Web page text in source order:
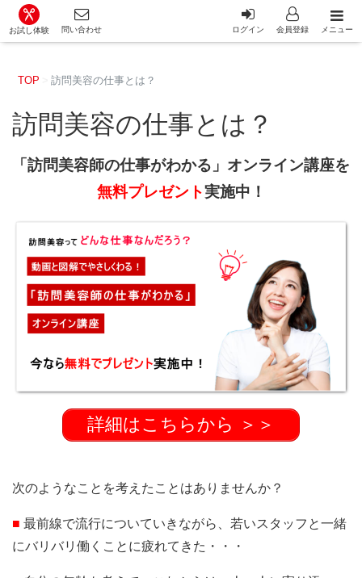
カット講習・カットスクール 日本カットアカデミー総合サ
お試し体験 問い合わせ ログイン 会員登録 メニュー
TOP 訪問美容の仕事とは？
訪問美容の仕事とは？
「訪問美容師の仕事がわかる」オンライン講座を
無料プレゼント実施中！
詳細はこちらから ＞＞
次のようなことを考えたことはありませんか？
■ 最前線で流行についていきながら、若いスタッフと一緒
にバリバリ働くことに疲れてきた・・・